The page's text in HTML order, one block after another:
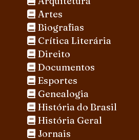
Artes
Biografias
Crítica Literária
Direito
Documentos
Esportes
Genealogia
História do Brasil
História Geral
Jornais